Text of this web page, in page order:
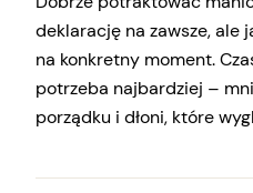
deklarację na zawsze, ale
na konkretny moment.
potrzeba najbardziej –
porządku i dłoni, które